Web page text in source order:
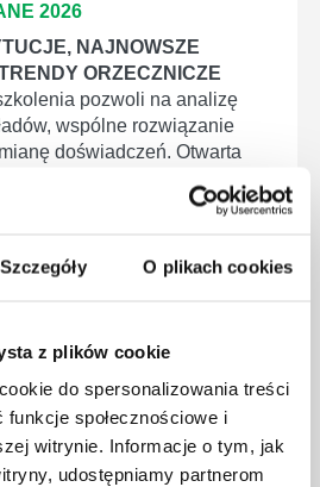
Szczegóły O plikach cookies
z plików cookie
do spersonalizowania treści
społecznościowe i
witrynie. Informacje o tym, jak
udostępniamy partnerom
2026
NAJNOWSZE
ORZECZNICZE
pozwoli na analizę
wspólne rozwiązanie
doświadczeń. Otwarta
firm/ instytucji
szkolenia online.